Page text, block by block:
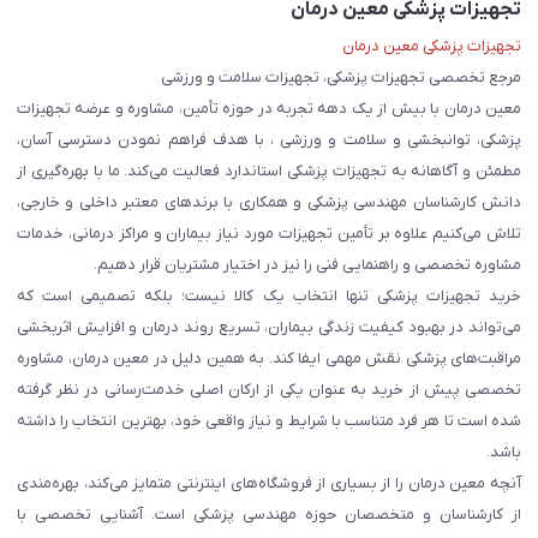
تجهیزات پزشکی معین درمان
تجهیزات پزشکی معین درمان
مرجع تخصصی تجهیزات پزشکی، تجهیزات سلامت و ورزشی
معین درمان با بیش از یک دهه تجربه در حوزه تأمین، مشاوره و عرضه تجهیزات
پزشکی، توانبخشی و سلامت و ورزشی ، با هدف فراهم نمودن دسترسی آسان،
مطمئن و آگاهانه به تجهیزات پزشکی استاندارد فعالیت می‌کند. ما با بهره‌گیری از
دانش کارشناسان مهندسی پزشکی و همکاری با برندهای معتبر داخلی و خارجی،
تلاش می‌کنیم علاوه بر تأمین تجهیزات مورد نیاز بیماران و مراکز درمانی، خدمات
مشاوره تخصصی و راهنمایی فنی را نیز در اختیار مشتریان قرار دهیم.
خرید تجهیزات پزشکی تنها انتخاب یک کالا نیست؛ بلکه تصمیمی است که
می‌تواند در بهبود کیفیت زندگی بیماران، تسریع روند درمان و افزایش اثربخشی
مراقبت‌های پزشکی نقش مهمی ایفا کند. به همین دلیل در معین درمان، مشاوره
تخصصی پیش از خرید به عنوان یکی از ارکان اصلی خدمت‌رسانی در نظر گرفته
شده است تا هر فرد متناسب با شرایط و نیاز واقعی خود، بهترین انتخاب را داشته
باشد.
آنچه معین درمان را از بسیاری از فروشگاه‌های اینترنتی متمایز می‌کند، بهره‌مندی
از کارشناسان و متخصصان حوزه مهندسی پزشکی است. آشنایی تخصصی با